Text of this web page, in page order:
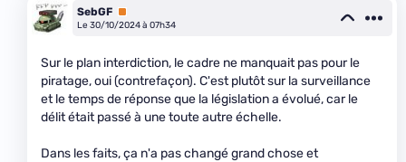
SebGF Premium
Le 30/10/2024 à 07h34
Sur le plan interdiction, le cadre ne manquait pas pour le
piratage, oui (contrefaçon). C'est plutôt sur la surveillance
et le temps de réponse que la législation a évolué, car le
délit était passé à une toute autre échelle.
Dans les faits, ça n'a pas changé grand chose et